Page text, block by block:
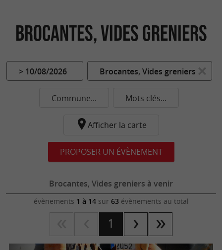
Brocantes, Vides greniers
> 10/08/2026 Brocantes, Vides greniers
Commune... Mots clés...
Afficher la carte
PROPOSER UN ÉVÈNEMENT
Brocantes, Vides greniers à venir
évènements 1 à 14sur 63évènements au total
1